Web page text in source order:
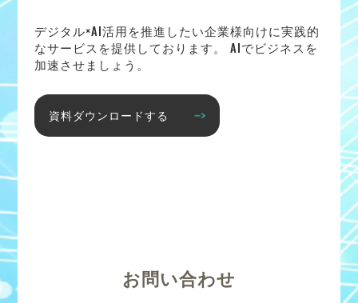
デジタル×AI活用を推進したい企業様向けに実践的
なサービスを提供しております。 AIでビジネスを
加速させましょう。
資料ダウンロードする
お問い合わせ